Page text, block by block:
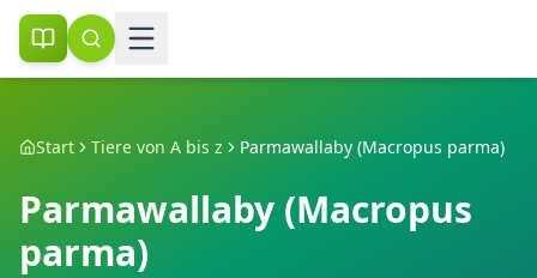
Start Tiere von A bis z Parmawallaby (Macropus parma)
Parmawallaby (Macropus
parma)